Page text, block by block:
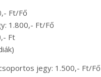
Ft/Fő
1.800,- Ft/Fő
Ft
jegy: 1.500,- Ft/Fő